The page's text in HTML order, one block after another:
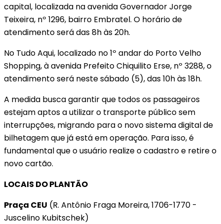
capital, localizada na avenida Governador Jorge
Teixeira, nº 1296, bairro Embratel. O horário de
atendimento será das 8h às 20h.
No Tudo Aqui, localizado no 1º andar do Porto Velho
Shopping, à avenida Prefeito Chiquilito Erse, nº 3288, o
atendimento será neste sábado (5), das 10h às 18h.
A medida busca garantir que todos os passageiros
estejam aptos a utilizar o transporte público sem
interrupções, migrando para o novo sistema digital de
bilhetagem que já está em operação. Para isso, é
fundamental que o usuário realize o cadastro e retire o
novo cartão.
LOCAIS DO PLANTÃO
Praça CEU (R. Antônio Fraga Moreira, 1706-1770 -
Juscelino Kubitschek)